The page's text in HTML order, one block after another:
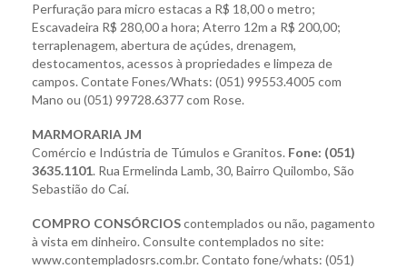
Perfuração para micro estacas a R$ 18,00 o metro;
Escavadeira R$ 280,00 a hora; Aterro 12m a R$ 200,00;
terraplenagem, abertura de açúdes, drenagem,
destocamentos, acessos à propriedades e limpeza de
campos. Contate Fones/Whats: (051) 99553.4005 com
Mano ou (051) 99728.6377 com Rose.
MARMORARIA JM
Comércio e Indústria de Túmulos e Granitos. Fone: (051)
3635.1101. Rua Ermelinda Lamb, 30, Bairro Quilombo, São
Sebastião do Caí.
COMPRO CONSÓRCIOScontemplados ou não, pagamento
à vista em dinheiro. Consulte contemplados no site:
www.contempladosrs.com.br. Contato fone/whats: (051)